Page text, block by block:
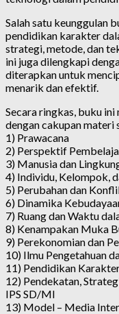
Salah satu keunggulan
pendidikan karakter
strategi, metode, dan
ini juga dilengkapi
diterapkan untuk
menarik dan efektif.
Secara ringkas, buku
dengan cakupan materi
1) Prawacana
2) Perspektif
3) Manusia dan
4) Individu, Kelompok,
5) Perubahan dan
6) Dinamika
7) Ruang dan Waktu
8) Kenampakan Muka
9) Perekonomian dan
10) Ilmu Pengetahuan
11) Pendidikan
12) Pendekatan,
IPS SD/MI
13) Model – Media